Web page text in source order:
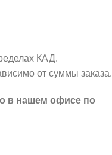
КАД.
от суммы заказа.
в нашем офисе по